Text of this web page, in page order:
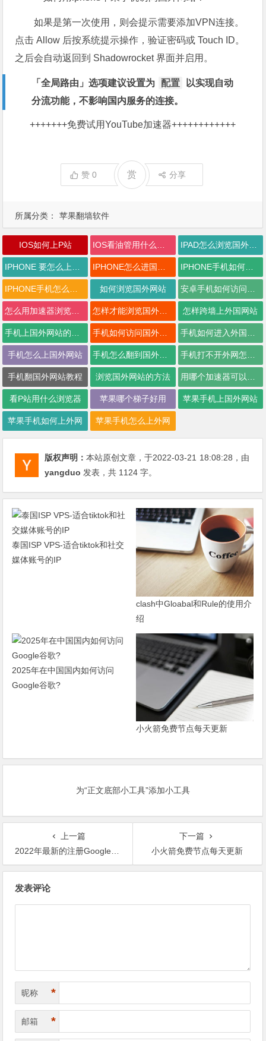
所属分类： 苹果翻墙软件
如果是第一次使用，则会提示需要添加VPN连接。
点击 Allow 后按系统提示操作，验证密码或 Touch ID。
之后会自动返回到 Shadowrocket 界面并启用。
「全局路由」选项建议设置为 配置
以实现自动
分流功能，不影响国内服务的连接。
+++++++免费试用YouTube加速器++++++++++++
赞0 赏 分享
IOS如何上P站 IPAD怎么浏览国外网站
IPHONE手机如何上谷歌
如何浏览国外网站
怎样跨墙上外国网站
手机怎么上国外网站
手机翻国外网站教程 浏览国外网站的方法
看P站用什么浏览器 苹果哪个梯子好用 苹果手机上国外网站
苹果手机如何上外网 苹果手机怎么上外网
版权声明：本站原创文章，于2022-03-21 18:08:28 ，由
yangduo 发表，共 1124 字。
泰国ISP VPS-适合tiktok和社交
媒体账号的IP
clash中Gloabal和Rule的使用介
绍
2025年在中国国内如何访问
Google谷歌?
小火箭免费节点每天更新
为“正文底部小工具”添加小工具
上一篇
2022年最新的注册Google邮箱账号教程！
下一篇
小火箭免费节点每天更新
发表评论
昵称 *
邮箱 *